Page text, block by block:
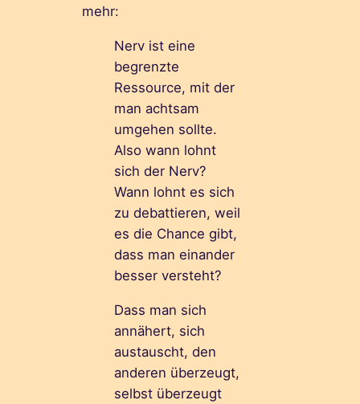
mehr:
Nerv ist eine
begrenzte
Ressource, mit der
man achtsam
umgehen sollte.
Also wann lohnt
sich der Nerv?
Wann lohnt es sich
zu debattieren, weil
es die Chance gibt,
dass man einander
besser versteht?
Dass man sich
annähert, sich
austauscht, den
anderen überzeugt,
selbst überzeugt